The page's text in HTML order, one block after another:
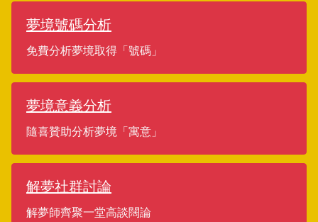
夢境號碼分析
免費分析夢境取得「號碼」
夢境意義分析
隨喜贊助分析夢境「寓意」
解夢社群討論
解夢師齊聚一堂高談闊論